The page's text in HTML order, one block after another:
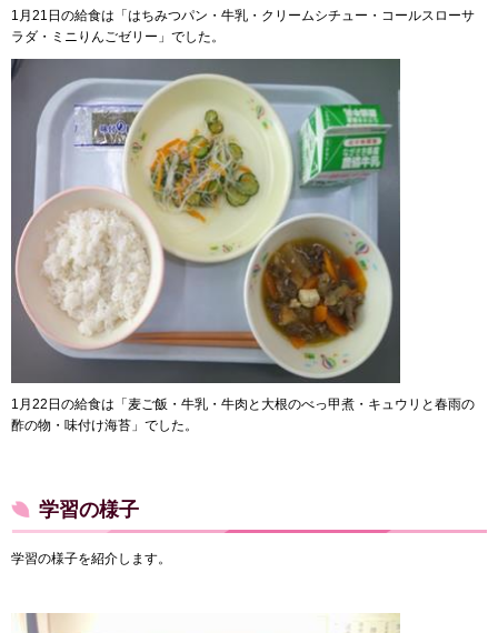
1月21日の給食は「はちみつパン・牛乳・クリームシチュー・コールスローサ
ラダ・ミニりんごゼリー」でした。
1月22日の給食は「麦ご飯・牛乳・牛肉と大根のべっ甲煮・キュウリと春雨の
酢の物・味付け海苔」でした。
学習の様子
学習の様子を紹介します。